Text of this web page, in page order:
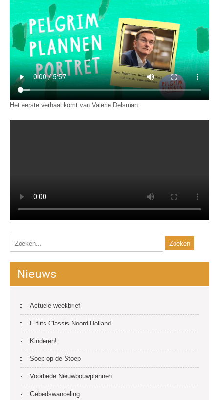
Het eerste verhaal komt van Valerie Delsman:
Nieuws
Actuele weekbrief
E-flits Classis Noord-Holland
Kinderen!
Soep op de Stoep
Voorbede Nieuwbouwplannen
Gebedswandeling